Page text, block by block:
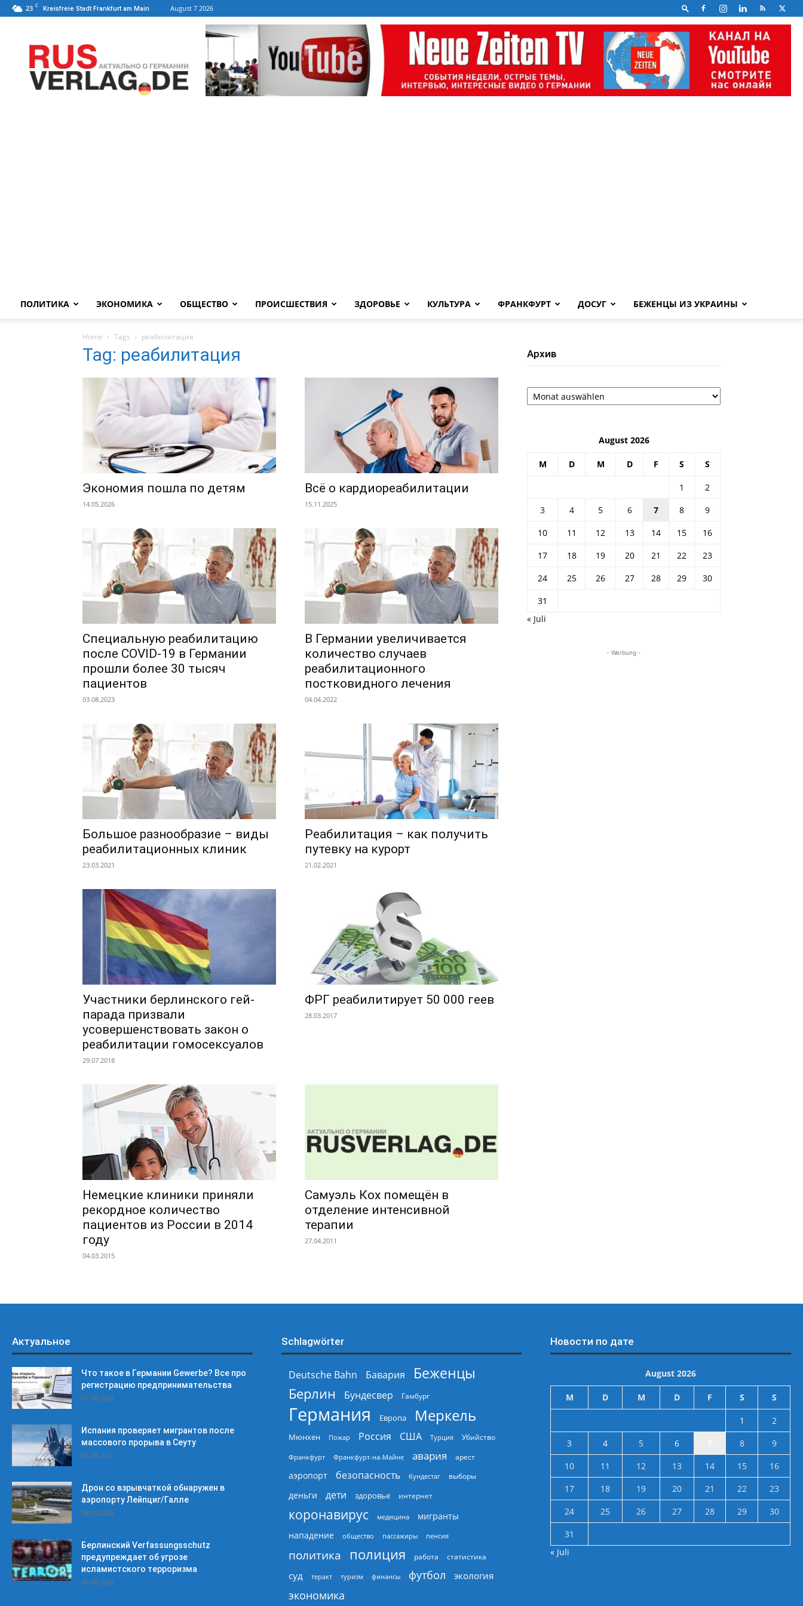
23 C Kreisfreie Stadt Frankfurt am Main August 7 2026
ПОЛИТИКА ЭКОНОМИКА ОБЩЕСТВО ПРОИСШЕСТВИЯ ЗДОРОВЬЕ КУЛЬТУРА ФРАНКФУРТ ДОСУГ БЕЖЕНЦЫ ИЗ УКРАИНЫ
Home Tags реабилитация
Tag: реабилитация
Экономия пошла по детям
14.05.2026
Всё о кардиореабилитации
15.11.2025
Специальную реабилитацию
после COVID-19 в Германии
прошли более 30 тысяч
пациентов
03.08.2023
В Германии увеличивается
количество случаев
реабилитационного
постковидного лечения
04.04.2022
Большое разнообразие – виды
реабилитационных клиник
23.03.2021
Реабилитация – как получить
путевку на курорт
21.02.2021
Участники берлинского гей-
парада призвали
усовершенствовать закон о
реабилитации гомосексуалов
29.07.2018
ФРГ реабилитирует 50 000 геев
28.03.2017
Немецкие клиники приняли
рекордное количество
пациентов из России в 2014
году
04.03.2015
Самуэль Кох помещён в
отделение интенсивной
терапии
27.04.2011
Архив
Архив
August 2026
M D M D F S S
1
2
3
4 5 6 7 8
9
10
11 12 13 14 15
16
17
18 19 20 21 22
23
24
25 26 27 28 29
30
31
« Juli
- Werbung -
Актуальное
Что такое в Германии Gewerbe? Все про
регистрацию предпринимательства
07.08.2026
Испания проверяет мигрантов после
массового прорыва в Сеуту
06.08.2026
Дрон со взрывчаткой обнаружен в
аэропорту Лейпциг/Галле
06.08.2026
Берлинский Verfassungsschutz
предупреждает об угрозе
исламистского терроризма
06.08.2026
Schlagwörter
Deutsche Bahn Бавария
Беженцы
Берлин
Бундесвер Гамбург
Германия Европа Меркель
Мюнхен Пожар Россия США Турция Убийство
Франкфурт Франкфурт-на-Майне авария арест
аэропорт безопасность бундестаг выборы
деньги дети здоровье интернет
коронавирус медицина
мигранты
нападение
общество пассажиры пенсия
политика полиция работа статистика
суд теракт туризм финансы футбол экология
экономика
Новости по дате
August 2026
M D M D F S S
1
2
3
4 5 6 8
9
10
11 12 13 14 15
16
17
18 19 20 21 22
23
24
25 26 27 28 29
30
31
« Juli